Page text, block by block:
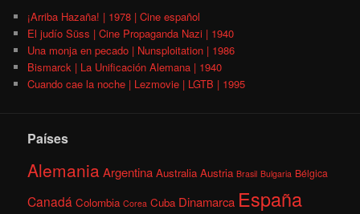
¡Arriba Hazaña! | 1978 | Cine español
El judío Süss | Cine Propaganda Nazi | 1940
Una monja en pecado | Nunsploitation | 1986
Bismarck | La Unificación Alemana | 1940
Cuando cae la noche | Lezmovie | LGTB | 1995
Países
AlemaniaArgentina Australia Austria Brasil Bulgaria Bélgica
Canadá Colombia Corea Cuba Dinamarca España